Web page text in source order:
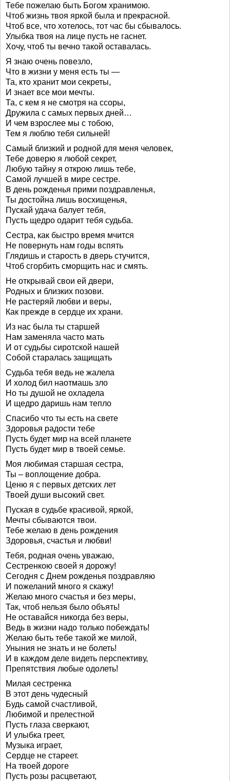
Тебе пожелаю быть Богом хранимою.
Чтоб жизнь твоя яркой была и прекрасной.
Чтоб все, что хотелось, тот час бы сбывалось.
Улыбка твоя на лице пусть не гаснет.
Хочу, чтоб ты вечно такой оставалась.
Я знаю очень повезло,
Что в жизни у меня есть ты —
Та, кто хранит мои секреты,
И знает все мои мечты.
Та, с кем я не смотря на ссоры,
Дружила с самых первых дней…
И чем взрослее мы с тобою,
Тем я люблю тебя сильней!
Самый близкий и родной для меня человек,
Тебе доверю я любой секрет,
Любую тайну я открою лишь тебе,
Самой лучшей в мире сестре.
В день рожденья прими поздравленья,
Ты достойна лишь восхищенья,
Пускай удача балует тебя,
Пусть щедро одарит тебя судьба.
Сестра, как быстро время мчится
Не повернуть нам годы вспять
Глядишь и старость в дверь стучится,
Чтоб сгорбить сморщить нас и смять.
Не открывай свои ей двери,
Родных и близких позови.
Не растеряй любви и веры,
Как прежде в сердце их храни.
Из нас была ты старшей
Нам заменяла часто мать
И от судьбы сиротской нашей
Собой старалась защищать
Судьба тебя ведь не жалела
И холод бил наотмашь зло
Но ты душой не охладела
И щедро даришь нам тепло
Спасибо что ты есть на свете
Здоровья радости тебе
Пусть будет мир на всей планете
Пусть будет мир в твоей семье.
Моя любимая старшая сестра,
Ты – воплощение добра.
Ценю я с первых детских лет
Твоей души высокий свет.
Пуская в судьбе красивой, яркой,
Мечты сбываются твои.
Тебе желаю в день рождения
Здоровья, счастья и любви!
Тебя, родная очень уважаю,
Сестренкою своей я дорожу!
Сегодня с Днем рожденья поздравляю
И пожеланий много я скажу!
Желаю много счастья и без меры,
Так, чтоб нельзя было объять!
Не оставайся никогда без веры,
Ведь в жизни надо только побеждать!
Желаю быть тебе такой же милой,
Уныния не знать и не болеть!
И в каждом деле видеть перспективу,
Препятствия любые одолеть!
Милая сестренка
В этот день чудесный
Будь самой счастливой,
Любимой и прелестной
Пусть глаза сверкают,
И улыбка греет,
Музыка играет,
Сердце не стареет.
На твоей дороге
Пусть розы расцветают,